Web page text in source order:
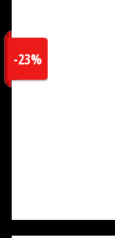
-23%